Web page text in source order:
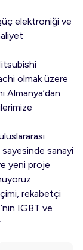
elektroniği ve
olmak üzere
Almanya’dan
sanayi
yeni proje
rekabetçi
IGBT ve